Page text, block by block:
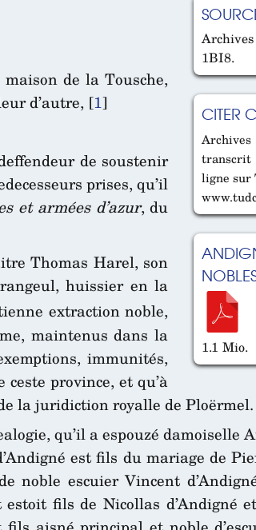
1BI8.
CITER
Archives
transcrit
ligne sur
1.1 Mio.
de la Tousche,
d’autre, [1]
de soustenir
prises, qu’il
et armées d’azur, du
Thomas Harel, son
huissier en la
extraction noble,
maintenus dans la
immunités,
province, et qu’à
la juridiction royalle de Ploërmel.
qu’il a espouzé damoiselle
est fils du mariage de
noble escuier Vincent
fils de Nicollas d’Andigné